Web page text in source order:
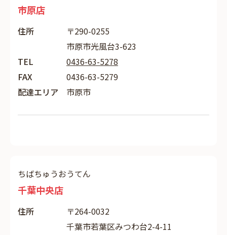
市原店
住所
〒290-0255
市原市光風台3-623
TEL
0436-63-5278
FAX
0436-63-5279
配達エリア
市原市
ちばちゅうおうてん
千葉中央店
住所
〒264-0032
千葉市若葉区みつわ台2-4-11